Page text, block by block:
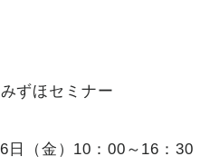
ずほセミナー
（金）10：00～16：30